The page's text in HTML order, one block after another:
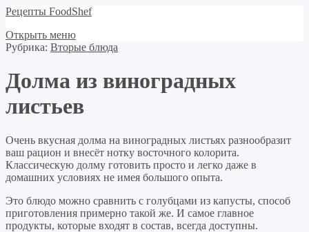
Рецепты FoodShef
Открыть меню
Рубрика: Вторые блюда
Долма из виноградных
листьев
Очень вкусная долма на виноградных листьях разнообразит
ваш рацион и внесёт нотку восточного колорита.
Классическую долму готовить просто и легко даже в
домашних условиях не имея большого опыта.
Это блюдо можно сравнить с голубцами из капусты, способ
приготовления примерно такой же. И самое главное
продукты, которые входят в состав, всегда доступны.